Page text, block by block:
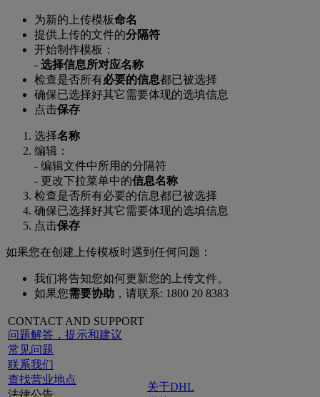
为新的上传模板命名
提供上传的文件的分隔符
开始制作模板：
- 选择信息所对应名称
检查是否所有必要的信息都已被选择
确保已选择好其它需要体现的选填信息
点击保存
选择名称
编辑：
- 编辑文件中所用的分隔符
- 更改下拉菜单中的信息名称
检查是否所有必要的信息都已被选择
确保已选择好其它需要体现的选填信息
点击保存
如果您在创建上传模板时遇到任何问题：
我们将告知您如何更新您的上传文件。
如果您需要协助 ，请联系: 1800 20 8383
CONTACT AND SUPPORT
问题解答，提示和建议
常见问题
联系我们
查找营业地点
法律公告
关于DHL